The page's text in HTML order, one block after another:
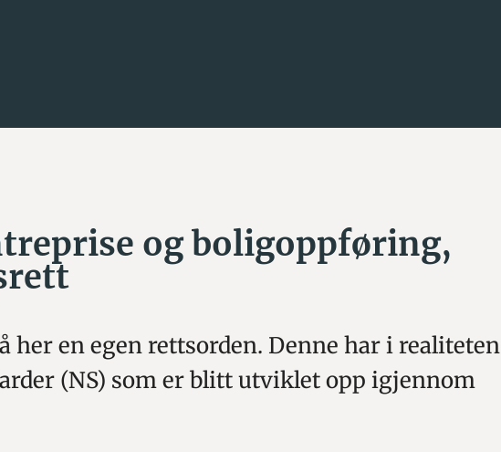
og boligoppføring,
her en egen rettsorden. Denne har i realiteten
(NS) som er blitt utviklet opp igjennom